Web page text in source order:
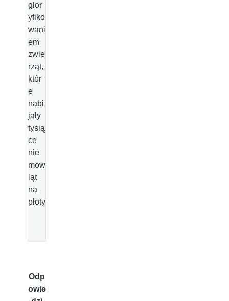
glor
yfiko
wani
em
zwie
rząt,
któr
e
nabi
jały
tysią
ce
nie
mow
ląt
na
płoty
Odp
owie